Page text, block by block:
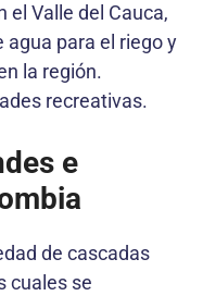
el Valle del Cauca,
para el riego y
la región.
recreativas.
e
de cascadas
cuales se